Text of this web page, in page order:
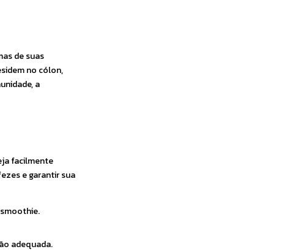
de suas
no cólon,
a
facilmente
e garantir sua
adequada.